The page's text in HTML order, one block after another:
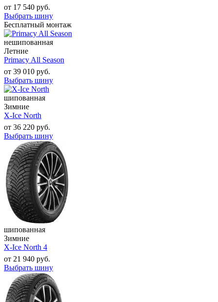
от 17 540 руб.
Выбрать шину
Бесплатный монтаж
нешипованная
Летние
Primacy All Season
от 39 010 руб.
Выбрать шину
шипованная
Зимние
X-Ice North
от 36 220 руб.
Выбрать шину
шипованная
Зимние
X-Ice North 4
от 21 940 руб.
Выбрать шину